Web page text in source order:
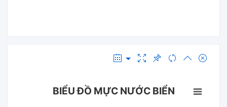
BIỂU ĐỒ MỰC NƯỚC BIỂN